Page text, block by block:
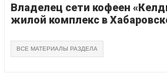
Владелец сети кофеен
жилой комплекс в
ВСЕ МАТЕРИАЛЫ РАЗДЕЛА